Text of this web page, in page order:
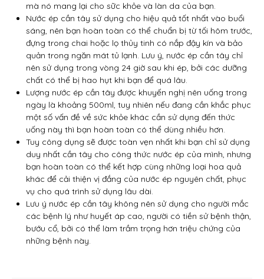
mà nó mang lại cho sữc khỏe và làn da của bạn.
Nước ép cần tây sử dụng cho hiệu quả tốt nhất vào buổi
sáng, nên bạn hoàn toàn có thể chuẩn bị từ tối hôm trước,
đựng trong chai hoặc lọ thủy tinh có nắp đậy kín và bảo
quản trong ngăn mát tủ lạnh. Lưu ý, nước ép cần tây chỉ
nên sử dụng trong vòng 24 giờ sau khi ép, bởi các dưỡng
chất có thể bị hao hụt khi bạn để quá lâu.
Lượng nước ép cần tây được khuyến nghị nên uống trong
ngày là khoảng 500ml, tuy nhiên nếu đang cần khắc phục
một số vấn đề về sức khỏe khác cần sử dụng đến thức
uống này thì bạn hoàn toàn có thể dùng nhiều hơn.
Tuy công dụng sẽ được toàn vẹn nhất khi bạn chỉ sử dụng
duy nhất cần tây cho công thức nước ép của mình, nhưng
bạn hoàn toàn có thể kết hợp cùng những loại hoa quả
khác để cải thiện vị đắng của nước ép nguyên chất, phục
vụ cho quá trình sử dụng lâu dài.
Lưu ý nước ép cần tây không nên sử dụng cho người mắc
các bệnh lý như huyết áp cao, người có tiền sử bệnh thận,
bướu cổ, bởi có thể làm trầm trọng hơn triệu chứng của
những bệnh này.